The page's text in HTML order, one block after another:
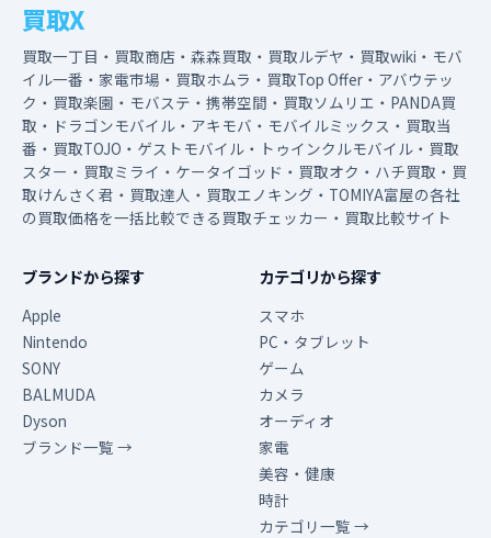
買取X
買取一丁目・買取商店・森森買取・買取ルデヤ・買取wiki・モバ
イル一番・家電市場・買取ホムラ・買取Top Offer・アバウテッ
ク・買取楽園・モバステ・携帯空間・買取ソムリエ・PANDA買
取・ドラゴンモバイル・アキモバ・モバイルミックス・買取当
番・買取TOJO・ゲストモバイル・トゥインクルモバイル・買取
スター・買取ミライ・ケータイゴッド・買取オク・ハチ買取・買
取けんさく君・買取達人・買取エノキング・TOMIYA富屋の各社
の買取価格を一括比較できる買取チェッカー・買取比較サイト
ブランドから探す
Apple
Nintendo
SONY
BALMUDA
Dyson
ブランド一覧 →
カテゴリから探す
スマホ
PC・タブレット
ゲーム
カメラ
オーディオ
家電
美容・健康
時計
カテゴリ一覧 →